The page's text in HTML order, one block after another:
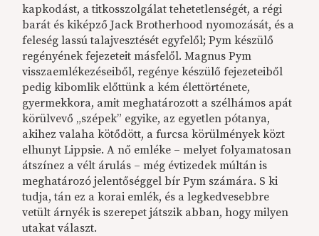
kapkodást, a titkosszolgálat tehetetlenségét, a régi
barát és kiképző Jack Brotherhood nyomozását, és a
feleség lassú talajvesztését egyfelől; Pym készülő
regényének fejezeteit másfelől. Magnus Pym
visszaemlékezéseiből, regénye készülő fejezeteiből
pedig kibomlik előttünk a kém élettörténete,
gyermekkora, amit meghatározott a szélhámos apát
körülvevő „szépek” egyike, az egyetlen pótanya,
akihez valaha kötődött, a furcsa körülmények közt
elhunyt Lippsie. A nő emléke – melyet folyamatosan
átszínez a vélt árulás – még évtizedek múltán is
meghatározó jelentőséggel bír Pym számára. S ki
tudja, tán ez a korai emlék, és a legkedvesebbre
vetült árnyék is szerepet játszik abban, hogy milyen
utakat választ.